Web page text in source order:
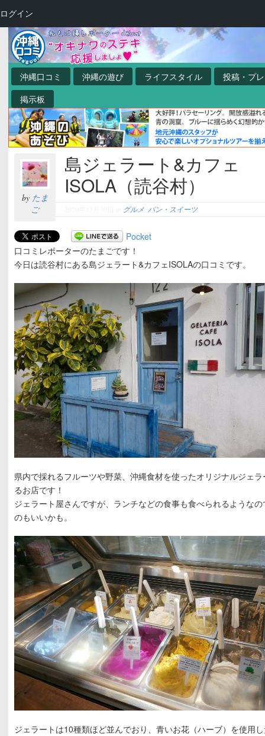
沖縄口コミ 沖縄の遊び ライフスタイル
投稿・プ
掲示板
by たま
ご
島ジェラート&カフェ
ISOLA（読谷村）
グルメ ,パン・スイーツ
Pocket
口コミレポーターのたまごです！
今日は読谷村にある島ジェラート&カフェISOLAの口コミです。
県内で採れるフルーツや野菜、沖縄食材を使ったオリジナルジェ
るお店です！
ジェラート屋さんですが、ランチなどの食事も食べられるような
のもいいかも。
ジェラートは10種類ほど並んでおり、青いお花（ハーブ）を使用
ログイン